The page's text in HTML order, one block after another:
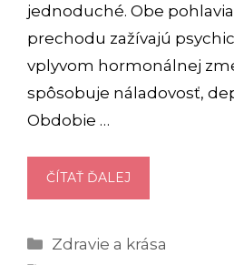
jednoduché. Obe
prechodu zažívajú
vplyvom hormonálnej
spôsobuje náladovosť,
Obdobie …
ČÍTAŤ ĎALEJ
U
(ANDROPAUZA):
Kategórie
Zdravie a krása